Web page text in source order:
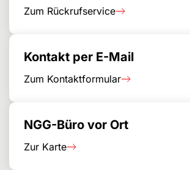
Zum Rückrufservice
Kontakt per E-Mail
Zum Kontaktformular
NGG-Büro vor Ort
Zur Karte